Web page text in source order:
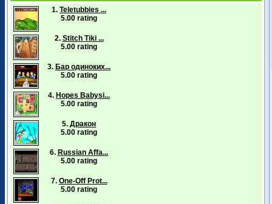
1. Teletubbies ...
5.00 rating
2. Stitch Tiki ...
5.00 rating
3. Бар одиноких...
5.00 rating
4. Hopes Babysi...
5.00 rating
5. Дракон
5.00 rating
6. Russian Affa...
5.00 rating
7. One-Off Prot...
5.00 rating